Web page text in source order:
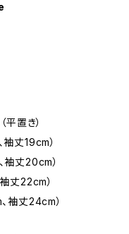
平置き）
丈19cm）
丈20cm）
丈22cm）
袖丈24cm）